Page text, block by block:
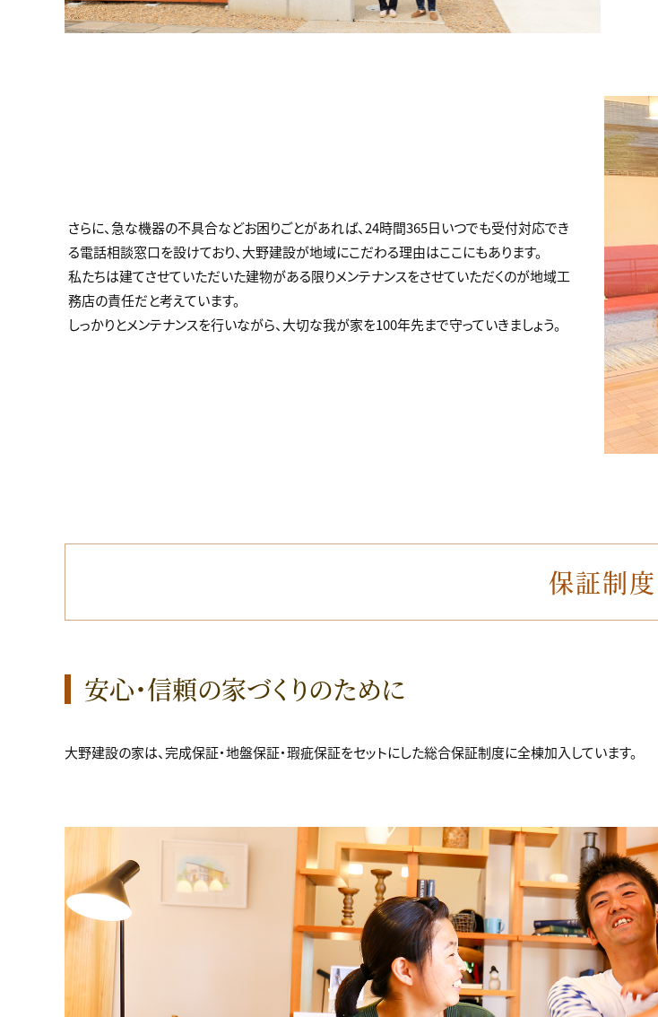
さらに、急な機器の不具合などお困りごとがあれば、24時間365日いつでも受付対応でき
る電話相談窓口を設けており、大野建設が地域にこだわる理由はここにもあります。
私たちは建てさせていただいた建物がある限りメンテナンスをさせていただくのが地域工
務店の責任だと考えています。
しっかりとメンテナンスを行いながら、大切な我が家を100年先まで守っていきましょう。
保証制度
安心・信頼の家づくりのために
大野建設の家は、完成保証・地盤保証・瑕疵保証をセットにした総合保証制度に全棟加入しています。